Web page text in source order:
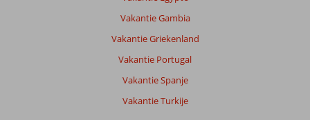
Vakantie Gambia
Vakantie Griekenland
Vakantie Portugal
Vakantie Spanje
Vakantie Turkije